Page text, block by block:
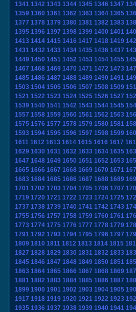
1341 1342 1343 1344 1345 1346 1347
1359 1360 1361 1362 1363 1364 1365
1377 1378 1379 1380 1381 1382 1383
1395 1396 1397 1398 1399 1400 1401
1413 1414 1415 1416 1417 1418 1419
1431 1432 1433 1434 1435 1436 1437
1449 1450 1451 1452 1453 1454 1455
1467 1468 1469 1470 1471 1472 1473
1485 1486 1487 1488 1489 1490 1491
1503 1504 1505 1506 1507 1508 1509
1521 1522 1523 1524 1525 1526 1527
1539 1540 1541 1542 1543 1544 1545
1557 1558 1559 1560 1561 1562 1563
1575 1576 1577 1578 1579 1580 1581
1593 1594 1595 1596 1597 1598 1599
1611 1612 1613 1614 1615 1616 1617
1629 1630 1631 1632 1633 1634 1635
1647 1648 1649 1650 1651 1652 1653
1665 1666 1667 1668 1669 1670 1671
1683 1684 1685 1686 1687 1688 1689
1701 1702 1703 1704 1705 1706 1707
1719 1720 1721 1722 1723 1724 1725
1737 1738 1739 1740 1741 1742 1743
1755 1756 1757 1758 1759 1760 1761
1773 1774 1775 1776 1777 1778 1779
1791 1792 1793 1794 1795 1796 1797
1809 1810 1811 1812 1813 1814 1815
1827 1828 1829 1830 1831 1832 1833
1845 1846 1847 1848 1849 1850 1851
1863 1864 1865 1866 1867 1868 1869
1881 1882 1883 1884 1885 1886 1887
1899 1900 1901 1902 1903 1904 1905
1917 1918 1919 1920 1921 1922 1923
1935 1936 1937 1938 1939 1940 1941